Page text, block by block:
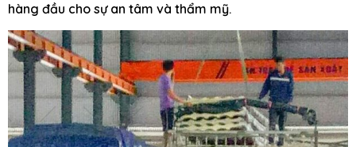
hàng đầu cho sự an tâm và thẩm mỹ.